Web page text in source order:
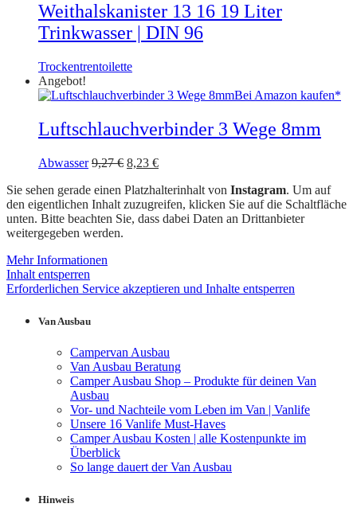
Weithalskanister 13 16 19 Liter
Trinkwasser | DIN 96
Trockentrentoilette
Angebot!
Bei Amazon kaufen*
Luftschlauchverbinder 3 Wege 8mm
Abwasser 9,27€ Ursprünglicher
war:
9,27 €
8,23 €Aktueller
ist:
8,23 €.
Sie sehen gerade einen Platzhalterinhalt von Instagram. Um auf
den eigentlichen Inhalt zuzugreifen, klicken Sie auf die Schaltfläche
unten. Bitte beachten Sie, dass dabei Daten an Drittanbieter
weitergegeben werden.
Mehr Informationen
Inhalt entsperren
Erforderlichen Service akzeptieren und Inhalte entsperren
Van Ausbau
Campervan Ausbau
Van Ausbau Beratung
Camper Ausbau Shop – Produkte für deinen Van
Ausbau
Vor- und Nachteile vom Leben im Van | Vanlife
Unsere 16 Vanlife Must-Haves
Camper Ausbau Kosten | alle Kostenpunkte im
Überblick
So lange dauert der Van Ausbau
Hinweis